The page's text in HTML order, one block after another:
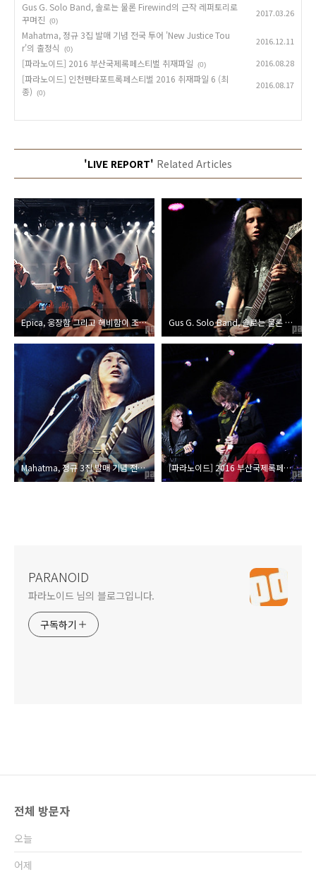
Gus G. Solo Band, 솔로는 물론 Firewind의 근작 레퍼토리로
꾸며진
(0)
2017.03.26
Mahatma, 정규 3집 발매 기념 전국 투어 'New Justice Tou
r'의 출정식
(0)
2016.12.11
[파라노이드] 2016 부산국제록페스티벌 취재파일 (0) 2016.08.28
[파라노이드] 인천펜타포트록페스티벌 2016 취재파일 6 (최
종)
(0)
2016.08.17
'LIVE REPORT' Related Articles
Epica, 웅장함 그리고 헤비함이 조화를 이룬 아름다운 무대 Gus G. Solo Band, 솔로는 물론 Firewind의 근작 레퍼토리로 꾸며진
Mahatma, 정규 3집 발매 기념 전국 투어 'New Justice Tour'의 출정식 [파라노이드] 2016 부산국제록페스티벌 취재파일
PARANOID
파라노이드 님의 블로그입니다.
구독하기
전체 방문자
오늘
어제